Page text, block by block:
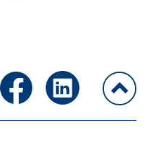
Seite über Facebook teilen
Seite über